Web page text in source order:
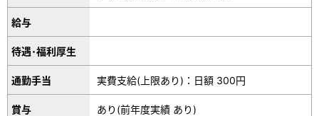
給与
待遇･福利厚生
通勤手当 実費支給(上限あり)：日額 300円
賞与
あり(前年度実績 あり)